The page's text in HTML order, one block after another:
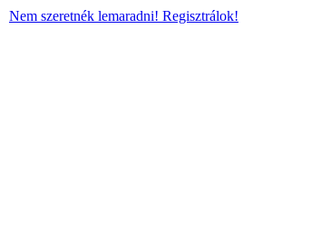
Nem szeretnék lemaradni! Regisztrálok!